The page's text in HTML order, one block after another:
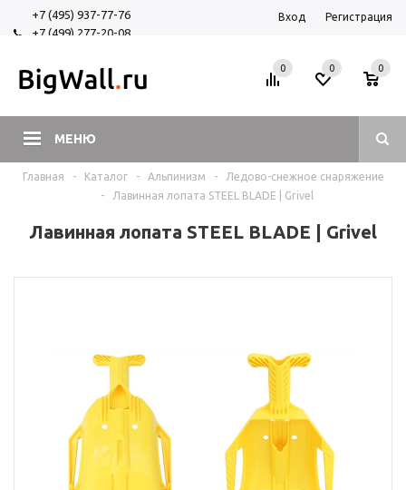
+7 (495) 937-77-76
+7 (499) 277-20-08
Вход Регистрация
МЕНЮ
0 0
0
Главная - Каталог - Альпинизм -
Ледово-снежное снаряжение
-
Лавинная лопата STEEL BLADE | Grivel
Лавинная лопата STEEL BLADE | Grivel